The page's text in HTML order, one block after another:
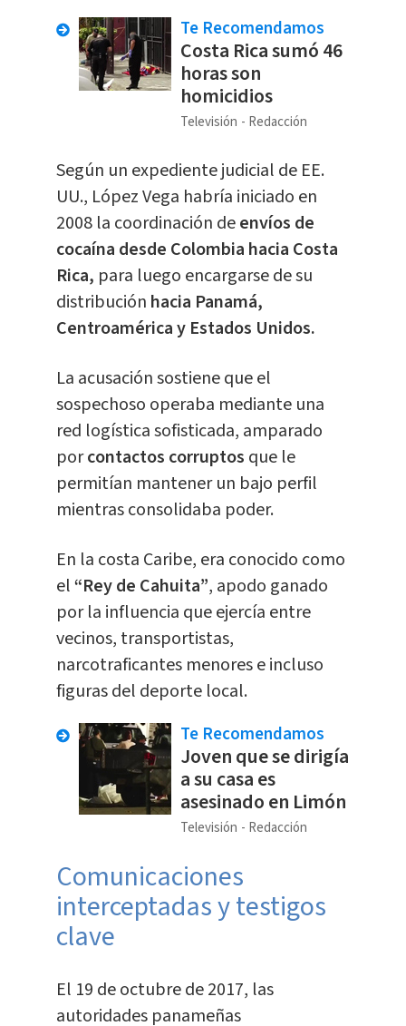
Te Recomendamos
Costa Rica sumó 46
horas son
homicidios
Televisión Redacción
Según un expediente judicial de EE.
UU., López Vega habría iniciado en
2008 la coordinación deenvíos de
cocaína desde Colombia hacia Costa
Rica, para luego encargarse de su
distribución hacia Panamá,
Centroamérica y Estados Unidos.
La acusación sostiene que el
sospechoso operaba mediante una
red logística sofisticada, amparado
porcontactos corruptos que le
permitían mantener un bajo perfil
mientras consolidaba poder.
En la costa Caribe, era conocido como
el“Rey de Cahuita”, apodo ganado
por la influencia que ejercía entre
vecinos, transportistas,
narcotraficantes menores e incluso
figuras del deporte local.
Te Recomendamos
Joven que se dirigía
a su casa es
asesinado en Limón
Televisión Redacción
Comunicaciones
interceptadas y testigos
clave
El 19 de octubre de 2017, las
autoridades panameñas